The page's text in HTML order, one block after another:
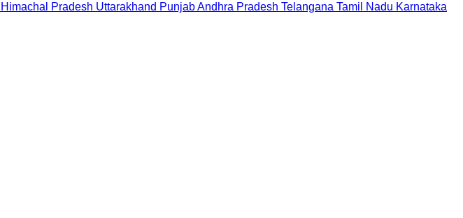
Himachal Pradesh Uttarakhand PunjabAndhra Pradesh Telangana Tamil Nadu Karnataka